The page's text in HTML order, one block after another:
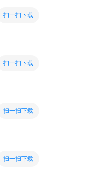
扫一扫下载
扫一扫下载
扫一扫下载
扫一扫下载